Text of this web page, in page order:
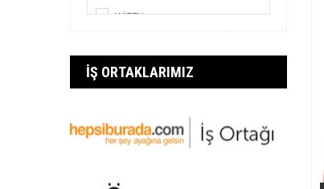
wizzy
İŞ ORTAKLARIMIZ